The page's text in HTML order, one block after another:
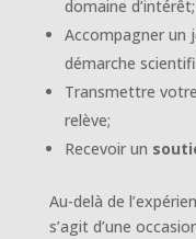
domaine d’intérêt;
Accompagner un
démarche
Transmettre
relève;
Recevoir un
Au-delà de
s’agit d’une